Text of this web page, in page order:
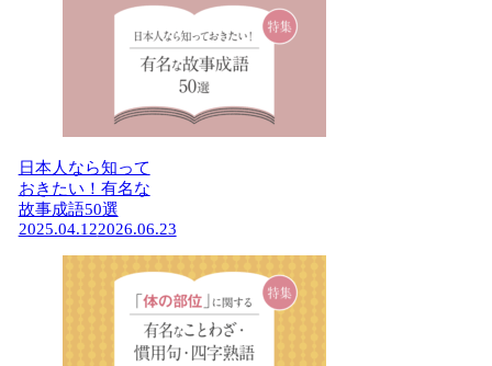
日本人なら知って
おきたい！有名な
故事成語50選
2025.04.122026.06.23